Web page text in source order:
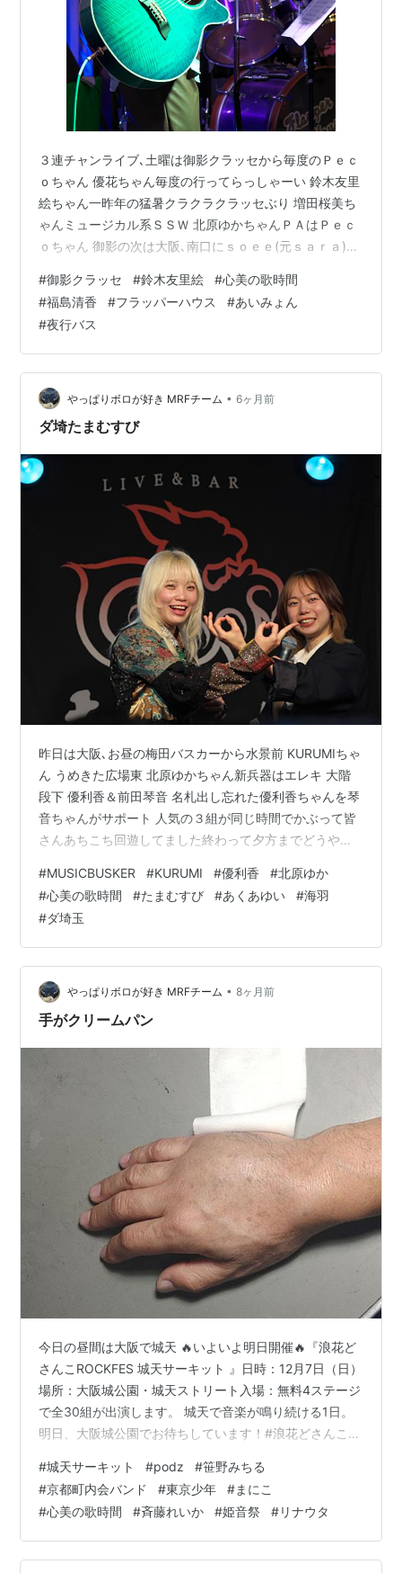
３連チャンライブ､土曜は御影クラッセから毎度のＰｅｃ
ｏちゃん 優花ちゃん毎度の行ってらっしゃーい 鈴木友里
絵ちゃん一昨年の猛暑クラクラクラッセぶり 増田桜美ち
ゃんミュージカル系ＳＳＷ 北原ゆかちゃんＰＡはＰｅｃ
ｏちゃん 御影の次は大阪､南口にｓｏｅｅ(元ｓａｒａ)さ
前変わって気付かんかった そして今週も心美ちゃん来る
との情報あって２週連続 しばらく聴いてタイムアップ､電
車で西宮フラッパーハウス １年ぶりの福島清香ちゃん 今
年もバンド引き連れて関西初ワンマン ドラムの里保さん
今年も狭いとこで叩いてます あいみょんの聖地､西宮とい
う事で夜行バスをカ…
#御影クラッセ #鈴木友里絵 #心美の歌時間
#福島清香 #フラッパーハウス #あいみょん
#夜行バス
やっぱりボロが好き MRFチーム • 6ヶ月前
ダ埼たまむすび
昨日は大阪､お昼の梅田バスカーから水景前 KURUMIちゃ
ん うめきた広場東 北原ゆかちゃん新兵器はエレキ 大階
段下 優利香＆前田琴音 名札出し忘れた優利香ちゃんを琴
音ちゃんがサポート 人気の３組が同じ時間でかぶって皆
さんあちこち回遊してました終わって夕方までどうやっ
の事でルクア前待機凪ちゃん今日はとっちらかってまし
た そして心美ちゃん到着 交代制いまいちという事で鯛焼
き前からの 宝くじの人に場所空けて欲しいと言われ砂場
長時間はおれんかもといいつつ長時間やっててタイムア
ップ本日のメインイベント､あくあゆい×海羽 ツーマンin
真心場 自分は膝崩…
#MUSICBUSKER #KURUMI #優利香 #北原ゆか
#心美の歌時間 #たまむすび #あくあゆい #海羽
#ダ埼玉
やっぱりボロが好き MRFチーム • 8ヶ月前
手がクリームパン
今日の昼間は大阪で城天 🔥いよいよ明日開催🔥『浪花ど
さんこROCKFES 城天サーキット 』日時：12月7日（日）
場所：大阪城公園・城天ストリート入場：無料4ステージ
で全30組が出演します。 城天で音楽が鳴り続ける1日。
明日、大阪城公園でお待ちしています！#浪花どさんこ城
んこROCKFES | 北海道と大阪を繋ぐフェス🎸
(@naniwa_dosanko) 2025年12月6日 姫路で姫音祭 姫音
祭のタイムテーブルです！どこに行くか…もう決めた？
https://t.co/QZLXv4WpxI pic.twitter…
#城天サーキット #podz #笹野みちる
#京都町内会バンド #東京少年 #まにこ
#心美の歌時間 #斉藤れいか #姫音祭 #リナウタ